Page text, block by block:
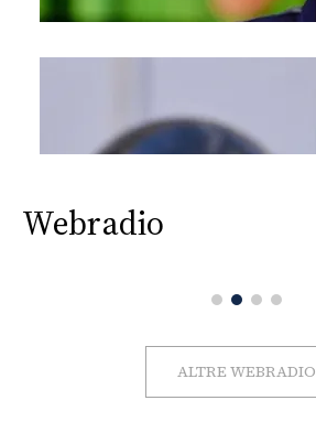
Webradio
ALTRE WEBRADIO